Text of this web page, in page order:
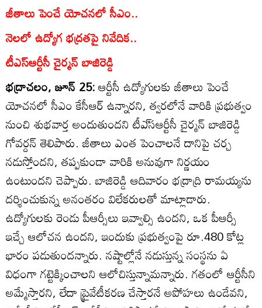
జీతాలు పెంచే యోచనలో సీఎం..
నెలలో ఉద్యోగ భద్రతపై నివేదిక..
టీఎస్‌ఆర్టీసీ చైర్మన్‌ బాజిరెడ్డి
భద్రాచలం, జూన్‌ 25:ఆర్టీసీ ఉద్యోగులకు జీతాలు పెంచే
యోచనలో సీఎం కేసీఆర్‌ ఉన్నారని, త్వరలోనే వారికి ప్రభుత్వం
నుంచి శుభవార్త అందుతుందని టీఎ్‌సఆర్టీసీ చైర్మన్‌ బాజిరెడ్డి
గోవర్దన్‌ తెలిపారు. జీతాలు ఎంత పెంచాలనే దానిపై చర్చ
నడుస్తోందని, తప్పకుండా వారికి అనువుగా నిర్ణయం
ఉంటుందని చెప్పారు. బాజిరెడ్డి ఆదివారం భద్రాద్రి రామయ్యను
దర్శించుకున్న అనంతరం విలేకరులతో మాట్లాడారు.
ఉద్యోగులకు రెండు పీఆర్సీలు ఇవ్వాల్సి ఉందని, ఒక పీఆర్సీ
ఇచ్చే ఆలోచన ఉందని, ఇందుకు ప్రభుత్వంపై రూ.480 కోట్ల
భారం పడుతుందన్నారు. నష్టాల్లోనే నడుస్తున్న సంస్థను ఏ
విధంగా గట్టెక్కించాలని ఆలోచిస్తున్నామన్నారు. గతంలో ఆర్టీసీని
అమ్మేస్తారని, లేదా ప్రైవేటీకరణ చేస్తారనే అపోహలు ఉండేవని,